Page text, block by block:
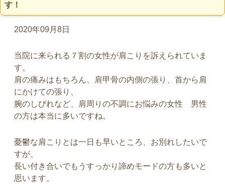
す！
2020年09月8日
当院に来られる７割の女性が肩こりを訴えられていま
す。
肩の痛みはもちろん、肩甲骨の内側の張り、首から肩
にかけての張り、
腕のしびれなど、肩周りの不調にお悩みの女性 男性
の方は本当に多いですね。
憂鬱な肩こりとは一日も早いところ、お別れしたいで
すが、
長い付き合いでもうすっかり諦めモードの方も多いと
思います。